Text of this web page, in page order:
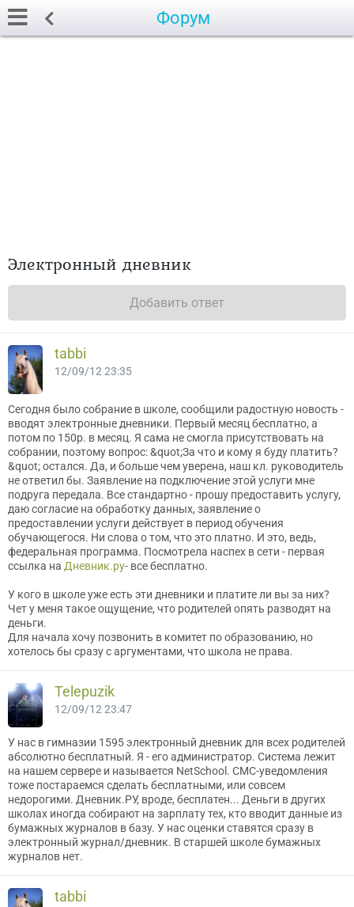
Форум
Электронный дневник
Добавить ответ
tabbi
12/09/12 23:35
Сегодня было собрание в школе, сообщили радостную новость -
вводят электронные дневники. Первый месяц бесплатно, а
потом по 150р. в месяц. Я сама не смогла присутствовать на
собрании, поэтому вопрос: &quot;За что и кому я буду платить?
&quot; остался. Да, и больше чем уверена, наш кл. руководитель
не ответил бы. Заявление на подключение этой услуги мне
подруга передала. Все стандартно - прошу предоставить услугу,
даю согласие на обработку данных, заявление о
предоставлении услуги действует в период обучения
обучающегося. Ни слова о том, что это платно. И это, ведь,
федеральная программа. Посмотрела наспех в сети - первая
ссылка на Дневник.ру- все бесплатно.
У кого в школе уже есть эти дневники и платите ли вы за них?
Чет у меня такое ощущение, что родителей опять разводят на
деньги.
Для начала хочу позвонить в комитет по образованию, но
хотелось бы сразу с аргументами, что школа не права.
Telepuzik
12/09/12 23:47
У нас в гимназии 1595 электронный дневник для всех родителей
абсолютно бесплатный. Я - его администратор. Система лежит
на нашем сервере и называется NetSchool. СМС-уведомления
тоже постараемся сделать бесплатными, или совсем
недорогими. Дневник.РУ, вроде, бесплатен... Деньги в других
школах иногда собирают на зарплату тех, кто вводит данные из
бумажных журналов в базу. У нас оценки ставятся сразу в
электронный журнал/дневник. В старшей школе бумажных
журналов нет.
tabbi